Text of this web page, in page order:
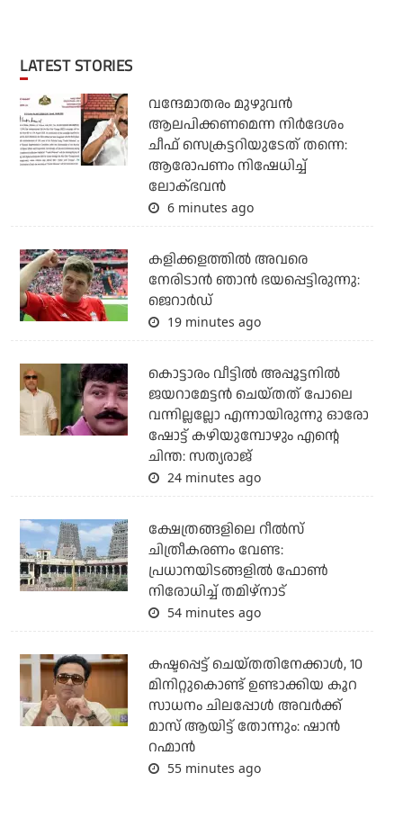
LATEST STORIES
വന്ദേമാതരം മുഴുവന്‍
ആലപിക്കണമെന്ന നിര്‍ദേശം
ചീഫ് സെക്രട്ടറിയുടേത് തന്നെ:
ആരോപണം നിഷേധിച്ച്
ലോക്ഭവന്‍
6 minutes ago
കളിക്കളത്തില്‍ അവരെ
നേരിടാന്‍ ഞാന്‍ ഭയപ്പെട്ടിരുന്നു:
ജെറാര്‍ഡ്
19 minutes ago
കൊട്ടാരം വീട്ടില്‍ അപ്പൂട്ടനില്‍
ജയറാമേട്ടന്‍ ചെയ്തത് പോലെ
വന്നില്ലല്ലോ എന്നായിരുന്നു ഓരോ
ഷോട്ട് കഴിയുമ്പോഴും എന്റെ
ചിന്ത: സത്യരാജ്
24 minutes ago
ക്ഷേത്രങ്ങളിലെ റീല്‍സ്
ചിത്രീകരണം വേണ്ട:
പ്രധാനയിടങ്ങളില്‍ ഫോണ്‍
നിരോധിച്ച് തമിഴ്‌നാട്
54 minutes ago
കഷ്ടപ്പെട്ട് ചെയ്തതിനേക്കാൾ, 10
മിനിറ്റുകൊണ്ട് ഉണ്ടാക്കിയ കൂറ
സാധനം ചിലപ്പോൾ അവർക്ക്
മാസ് ആയിട്ട് തോന്നും: ഷാൻ
റഹ്മാൻ
55 minutes ago